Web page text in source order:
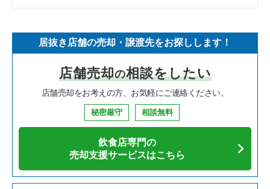
寿司の居抜き売却物件の案件一覧
焼肉の居抜き売却物件の案件一覧
鉄板焼き・お好み焼の居抜き売却物件の案件一覧
カフェの居抜き売却物件の案件一覧
テイクアウトの居抜き売却物件の案件一覧
神奈川県の飲食店の居抜き売却物件の案件一覧
大阪府の飲食店の居抜き売却物件の案件一覧
兵庫県の飲食店の居抜き売却物件の案件一覧
愛知県の飲食店の居抜き売却物件の案件一覧
岐阜県の飲食店の居抜き売却物件の案件一覧
川西市の飲食店の居抜き売却物件の案件一覧
芦屋市の飲食店の居抜き売却物件の案件一覧
神戸市中央区の飲食店の居抜き売却物件の案件一覧
伊丹市の飲食店の居抜き売却物件の案件一覧
神戸市兵庫区の飲食店の居抜き売却物件の案件一覧
兵庫県のイタリア料理の居抜き売却物件の案件一覧
兵庫県の中華の居抜き売却物件の案件一覧
兵庫県のそば・うどんの居抜き売却物件の案件一覧
兵庫県の焼肉の居抜き売却物件の案件一覧
兵庫県の鉄板焼き・お好み焼の居抜き売却物件の案件一覧
三ノ宮駅の中華の居抜き売却物件の案件一覧
三ノ宮駅の焼肉の居抜き売却物件の案件一覧
三ノ宮駅の鉄板焼き・お好み焼の居抜き売却物件の案件一覧
三ノ宮駅のカフェの居抜き売却物件の案件一覧
三ノ宮駅のテイクアウトの居抜き売却物件の案件一覧
居抜き店舗の売却・譲渡先をお探しします！
店舗売却の相談をしたい
店舗売却をお考えの方、お気軽にご連絡ください。
秘密厳守 相談無料
飲食店専門の
売却支援サービスはこちら